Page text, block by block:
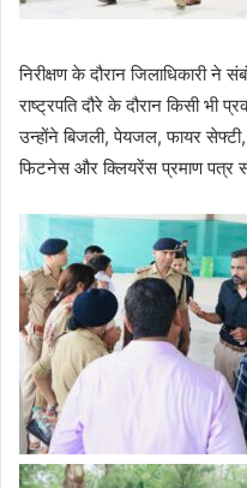
निरीक्षण के दौरान जिलाधिकारी ने
राष्ट्रपति दौरे के दौरान किसी भी
उन्होंने बिजली, पेयजल, फायर
फिटनेस और क्लियरेंस प्रमाण पत्र